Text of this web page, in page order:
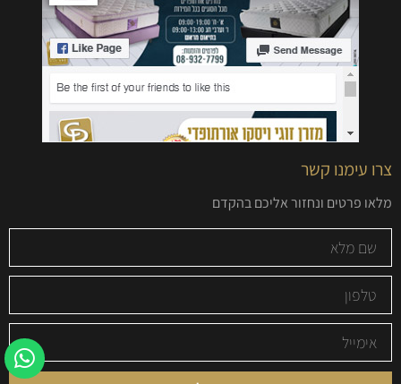
צרו עימנו קשר
מלאו פרטים ונחזור אליכם בהקדם